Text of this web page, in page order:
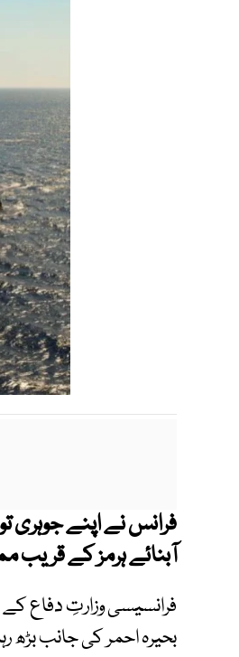
فرانس نے اپنے جوہری
آبنائے ہرمز کے قریب
فرانسیسی وزارتِ دفاع
بحیرہ احمر کی جانب بڑھ